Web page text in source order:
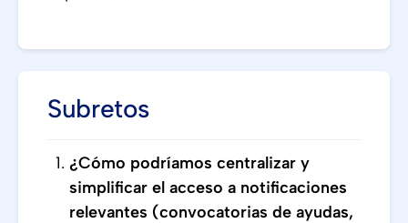
Subretos
¿Cómo podríamos centralizar y
simplificar el acceso a notificaciones
relevantes (convocatorias de ayudas,